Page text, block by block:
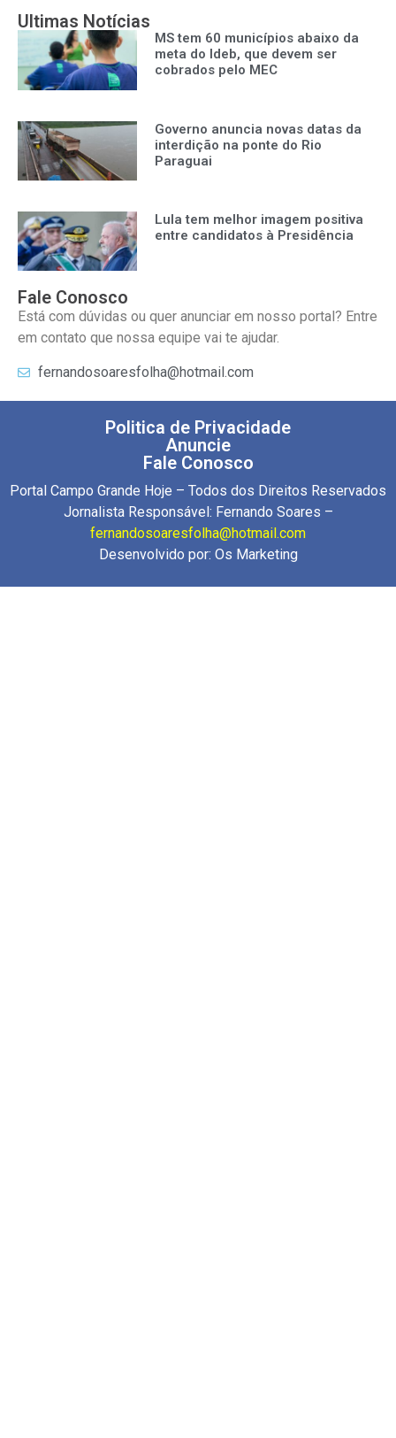
Ultimas Notícias
MS tem 60 municípios abaixo da
meta do Ideb, que devem ser
cobrados pelo MEC
Governo anuncia novas datas da
interdição na ponte do Rio
Paraguai
Lula tem melhor imagem positiva
entre candidatos à Presidência
Fale Conosco
Está com dúvidas ou quer anunciar em nosso portal? Entre
em contato que nossa equipe vai te ajudar.
fernandosoaresfolha@hotmail.com
Politica de Privacidade
Anuncie
Fale Conosco
Portal Campo Grande Hoje – Todos dos Direitos Reservados
Jornalista Responsável: Fernando Soares –
fernandosoaresfolha@hotmail.com
Desenvolvido por: Os Marketing